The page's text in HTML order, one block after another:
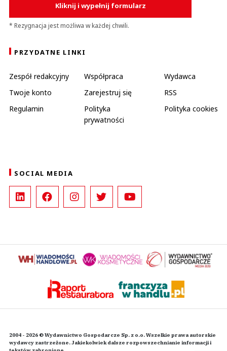
Kliknij i wypełnij formularz
* Rezygnacja jest możliwa w każdej chwili.
PRZYDATNE LINKI
Zespół redakcyjny Współpraca
Wydawca
Twoje konto
Zarejestruj się
RSS
Regulamin
Polityka
prywatności
Polityka cookies
SOCIAL MEDIA
2004 - 2026 © Wydawnictwo Gospodarcze Sp. z o.o. Wszelkie prawa autorskie
wydawcy zastrzeżone. Jakiekolwiek dalsze rozpowszechnianie informacji i